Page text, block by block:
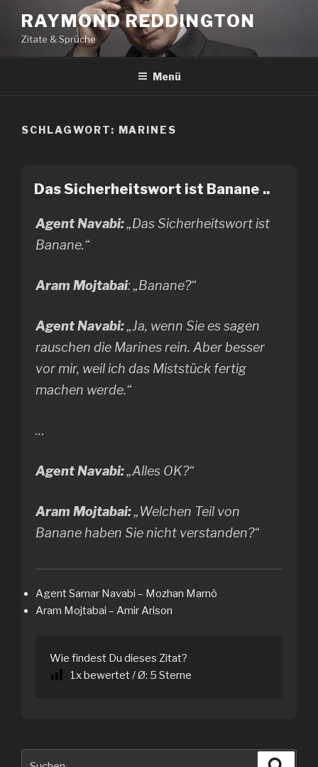
Inhalt
springen
RAYMOND REDDINGTON
Zitate & Sprüche
Menü
SCHLAGWORT: MARINES
Das Sicherheitswort ist Banane ..
Agent Navabi:„Das Sicherheitswort ist
Banane.“
Aram Mojtabai: „Banane?“
Agent Navabi:„Ja, wenn Sie es sagen
rauschen die Marines rein. Aber besser
vor mir, weil ich das Miststück fertig
machen werde.“
…
Agent Navabi:„Alles OK?“
Aram Mojtabai:„Welchen Teil von
Banane haben Sie nicht verstanden?“
Agent Samar Navabi – Mozhan Marnò
Aram Mojtabai – Amir Arison
Wie findest Du dieses Zitat?
1 x bewertet / Ø: 5 Sterne